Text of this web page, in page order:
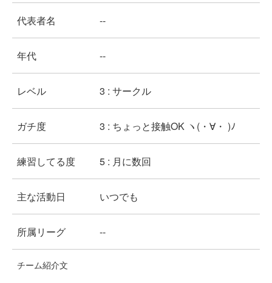
代表者名 --
年代 --
レベル 3 : サークル
ガチ度 3 : ちょっと接触OK ヽ(・∀・ )ﾉ
練習してる度 5 : 月に数回
主な活動日 いつでも
所属リーグ --
チーム紹介文